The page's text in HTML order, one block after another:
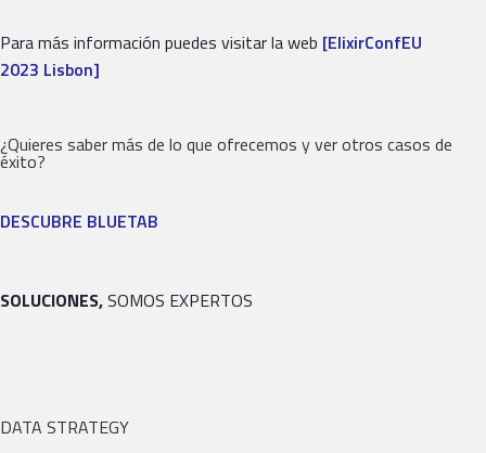
Para más información puedes visitar la web [ElixirConfEU
2023 Lisbon]
¿Quieres saber más de lo que ofrecemos y ver otros casos de
éxito?
DESCUBRE BLUETAB
SOLUCIONES,SOMOS EXPERTOS
DATA STRATEGY